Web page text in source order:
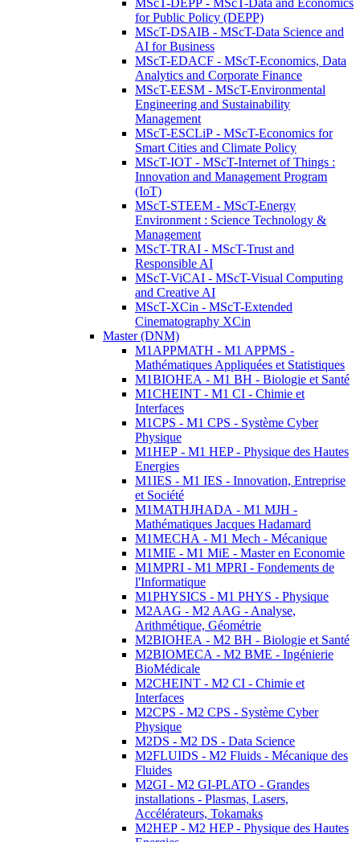
MScT-DEPP - MScT-Data and Economics
for Public Policy (DEPP)
MScT-DSAIB - MScT-Data Science and
AI for Business
MScT-EDACF - MScT-Economics, Data
Analytics and Corporate Finance
MScT-EESM - MScT-Environmental
Engineering and Sustainability
Management
MScT-ESCLiP - MScT-Economics for
Smart Cities and Climate Policy
MScT-IOT - MScT-Internet of Things :
Innovation and Management Program
(IoT)
MScT-STEEM - MScT-Energy
Environment : Science Technology &
Management
MScT-TRAI - MScT-Trust and
Responsible AI
MScT-ViCAI - MScT-Visual Computing
and Creative AI
MScT-XCin - MScT-Extended
Cinematography XCin
Master (DNM)
M1APPMATH - M1 APPMS -
Mathématiques Appliquées et Statistiques
M1BIOHEA - M1 BH - Biologie et Santé
M1CHEINT - M1 CI - Chimie et
Interfaces
M1CPS - M1 CPS - Système Cyber
Physique
M1HEP - M1 HEP - Physique des Hautes
Energies
M1IES - M1 IES - Innovation, Entreprise
et Société
M1MATHJHADA - M1 MJH -
Mathématiques Jacques Hadamard
M1MECHA - M1 Mech - Mécanique
M1MIE - M1 MiE - Master en Economie
M1MPRI - M1 MPRI - Fondements de
l'Informatique
M1PHYSICS - M1 PHYS - Physique
M2AAG - M2 AAG - Analyse,
Arithmétique, Géométrie
M2BIOHEA - M2 BH - Biologie et Santé
M2BIOMECA - M2 BME - Ingénierie
BioMédicale
M2CHEINT - M2 CI - Chimie et
Interfaces
M2CPS - M2 CPS - Système Cyber
Physique
M2DS - M2 DS - Data Science
M2FLUIDS - M2 Fluids - Mécanique des
Fluides
M2GI - M2 GI-PLATO - Grandes
installations - Plasmas, Lasers,
Accélérateurs, Tokamaks
M2HEP - M2 HEP - Physique des Hautes